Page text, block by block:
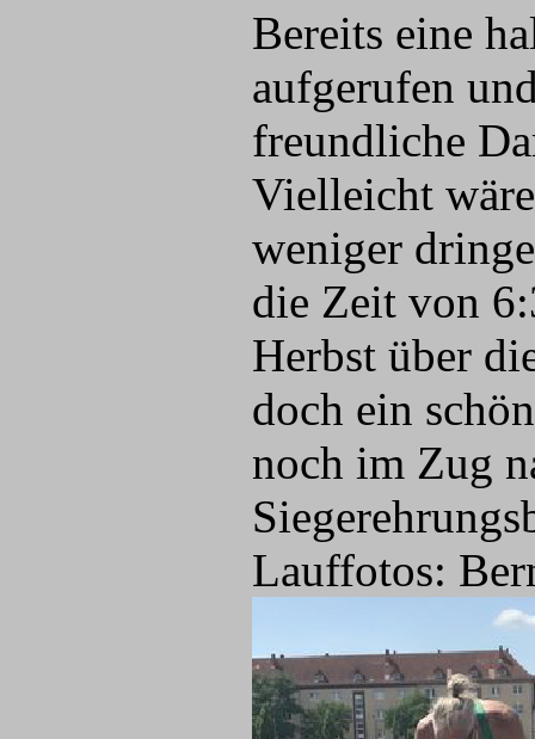
Bereits eine
aufgerufen
freundliche
Vielleicht
weniger
die Zeit von
Herbst über
doch ein
noch im Zug
Lauffotos: